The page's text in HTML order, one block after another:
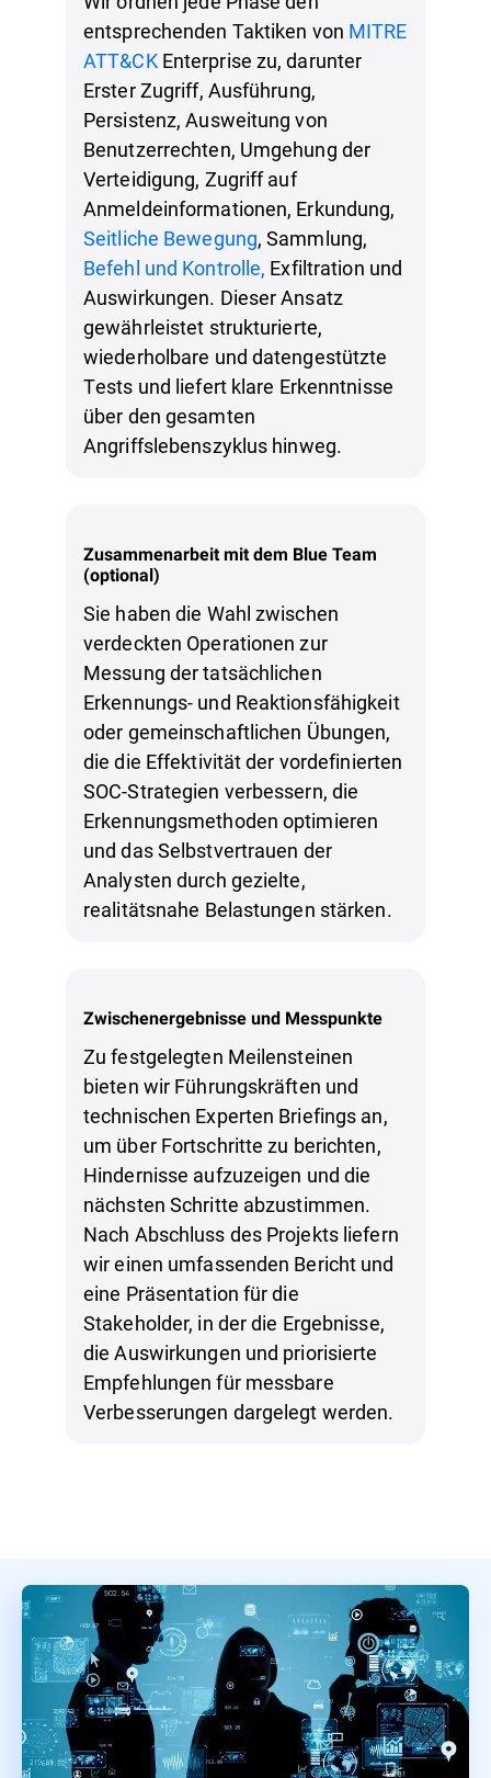
entsprechenden Taktiken von MITRE
ATT&CKEnterprise zu, darunter
Erster Zugriff, Ausführung,
Persistenz, Ausweitung von
Benutzerrechten, Umgehung der
Verteidigung, Zugriff auf
Anmeldeinformationen, Erkundung,
Seitliche Bewegung, Sammlung,
Befehl und Kontrolle, Exfiltration und
Auswirkungen. Dieser Ansatz
gewährleistet strukturierte,
wiederholbare und datengestützte
Tests und liefert klare Erkenntnisse
über den gesamten
Angriffslebenszyklus hinweg.
Zusammenarbeit mit dem Blue Team
(optional)
Sie haben die Wahl zwischen
verdeckten Operationen zur
Messung der tatsächlichen
Erkennungs- und Reaktionsfähigkeit
oder gemeinschaftlichen Übungen,
die die Effektivität der vordefinierten
SOC-Strategien verbessern, die
Erkennungsmethoden optimieren
und das Selbstvertrauen der
Analysten durch gezielte,
realitätsnahe Belastungen stärken.
Zwischenergebnisse und Messpunkte
Zu festgelegten Meilensteinen
bieten wir Führungskräften und
technischen Experten Briefings an,
um über Fortschritte zu berichten,
Hindernisse aufzuzeigen und die
nächsten Schritte abzustimmen.
Nach Abschluss des Projekts liefern
wir einen umfassenden Bericht und
eine Präsentation für die
Stakeholder, in der die Ergebnisse,
die Auswirkungen und priorisierte
Empfehlungen für messbare
Verbesserungen dargelegt werden.